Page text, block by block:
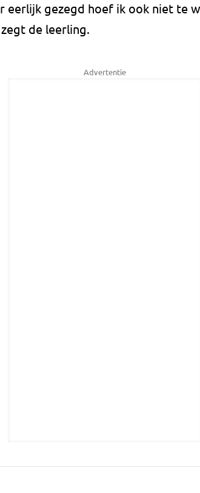
eerlijk gezegd hoef ik ook niet te
de leerling.
Advertentie